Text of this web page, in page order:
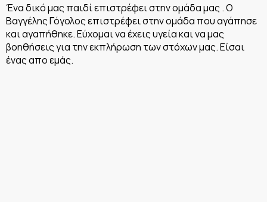
Ένα δικό μας παιδί επιστρέφει στην ομάδα μας . Ο
Βαγγέλης Γόγολος επιστρέφει στην ομάδα που αγάπησε
και αγαπήθηκε. Εύχομαι να έχεις υγεία και να μας
βοηθήσεις για την εκπλήρωση των στόχων μας. Είσαι
ένας απο εμάς.